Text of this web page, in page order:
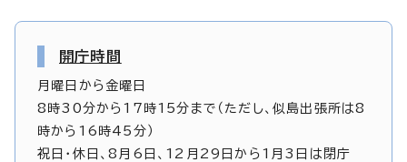
開庁時間
月曜日から金曜日
8時30分から17時15分まで（ただし、似島出張所は8
時から16時45分）
祝日・休日、8月6日、12月29日から1月3日は閉庁